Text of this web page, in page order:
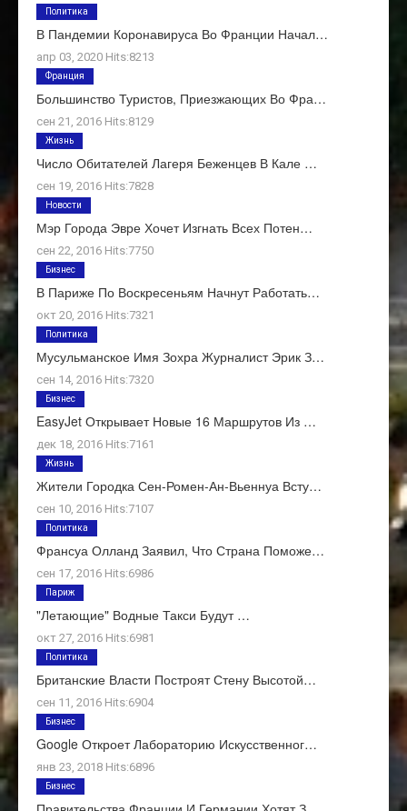
В Пандемии Коронавируса Во Франции Начал…
апр 03, 2020 Hits:8213
Политика
Большинство Туристов, Приезжающих Во Фра…
сен 21, 2016 Hits:8129
Франция
Число Обитателей Лагеря Беженцев В Кале …
сен 19, 2016 Hits:7828
Жизнь
Мэр Города Эвре Хочет Изгнать Всех Потен…
сен 22, 2016 Hits:7750
Новости
В Париже По Воскресеньям Начнут Работать…
окт 20, 2016 Hits:7321
Бизнес
Мусульманское Имя Зохра Журналист Эрик З…
сен 14, 2016 Hits:7320
Политика
EasyJet Открывает Новые 16 Маршрутов Из …
дек 18, 2016 Hits:7161
Бизнес
Жители Городка Сен-Ромен-Ан-Вьеннуа Всту…
сен 10, 2016 Hits:7107
Жизнь
Франсуа Олланд Заявил, Что Страна Поможе…
сен 17, 2016 Hits:6986
Политика
"Летающие" Водные Такси Будут …
окт 27, 2016 Hits:6981
Париж
Британские Власти Построят Стену Высотой…
сен 11, 2016 Hits:6904
Политика
Google Откроет Лабораторию Искусственног…
янв 23, 2018 Hits:6896
Бизнес
Бизнес